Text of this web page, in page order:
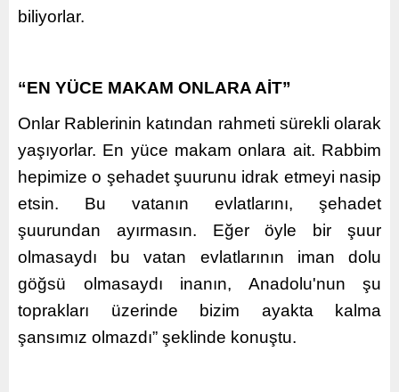
biliyorlar.
“EN YÜCE MAKAM ONLARA AİT”
Onlar Rablerinin katından rahmeti sürekli olarak
yaşıyorlar. En yüce makam onlara ait. Rabbim
hepimize o şehadet şuurunu idrak etmeyi nasip
etsin. Bu vatanın evlatlarını, şehadet
şuurundan ayırmasın. Eğer öyle bir şuur
olmasaydı bu vatan evlatlarının iman dolu
göğsü olmasaydı inanın, Anadolu'nun şu
toprakları üzerinde bizim ayakta kalma
şansımız olmazdı” şeklinde konuştu.